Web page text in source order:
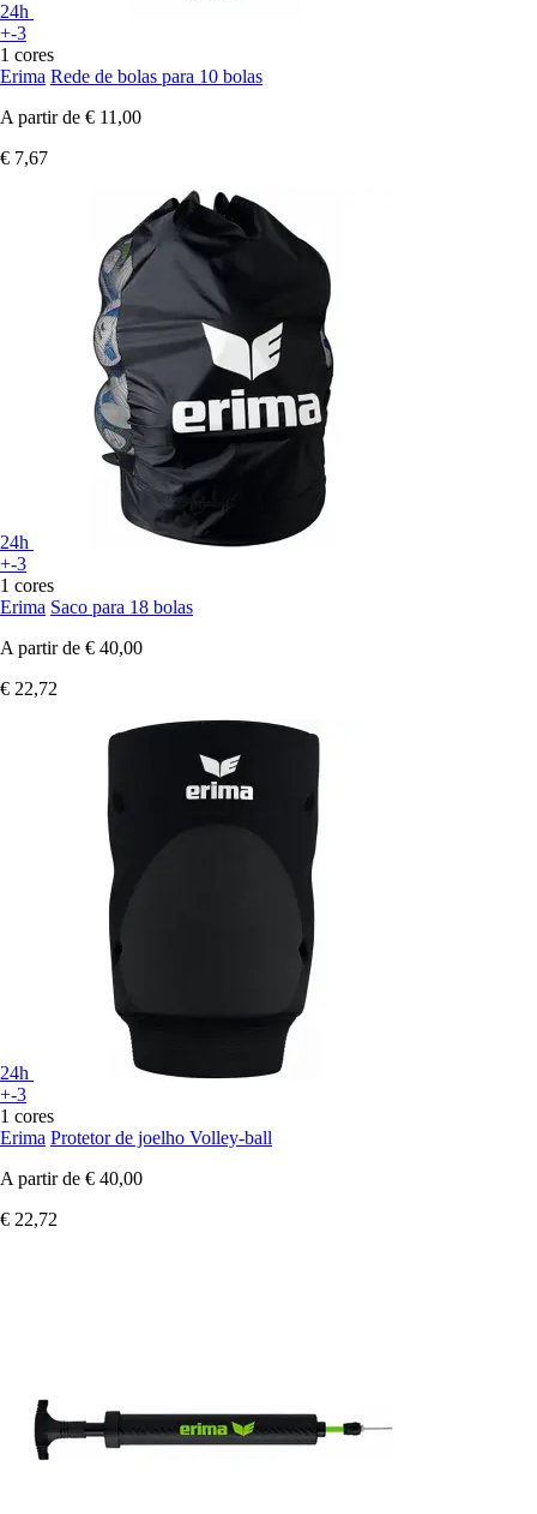
24h
+-3
1 cores
Erima Rede de bolas para 10 bolas
A partir de € 11,00
€ 7,67
24h
+-3
1 cores
Erima Saco para 18 bolas
A partir de € 40,00
€ 22,72
24h
+-3
1 cores
Erima Protetor de joelho Volley-ball
A partir de € 40,00
€ 22,72